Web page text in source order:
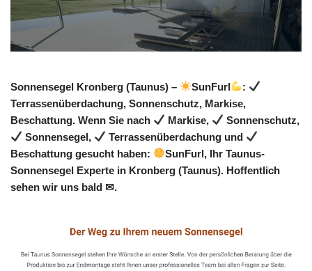
Sonnensegel Kronberg (Taunus) – SunFurl
:
Terrassenüberdachung, Sonnenschutz, Markise,
Beschattung. Wenn Sie nach
Markise,
Sonnenschutz,
Sonnensegel,
Terrassenüberdachung und
Beschattung gesucht haben:
SunFurl, Ihr Taunus-
Sonnensegel Experte in Kronberg (Taunus). Hoffentlich
sehen wir uns bald ✉.